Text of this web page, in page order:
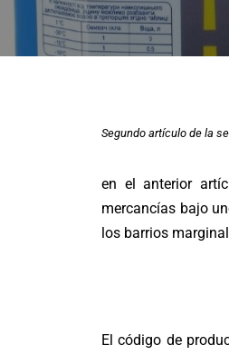
Segundo artículo de la
en el anterior
mercancías bajo
los barrios
El código de